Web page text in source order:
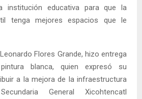
institución educativa para que la
tenga mejores espacios que le
Flores Grande, hizo entrega
blanca, quien expresó su
a la mejora de la infraestructura
General Xicohtencatl